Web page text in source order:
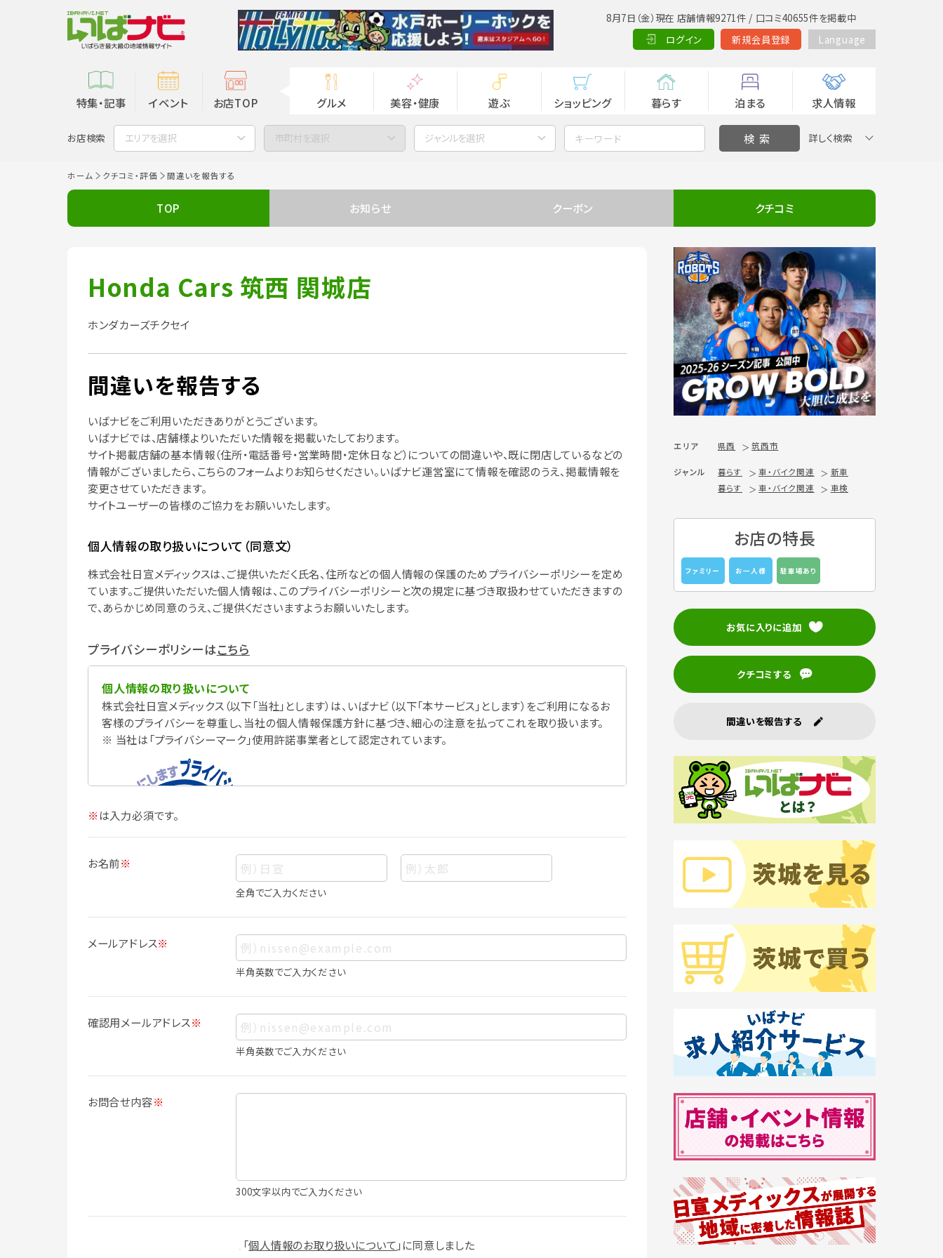
8月7日（金）現在 店舗情報9271件 / 口コミ40655件を掲載中
ログイン
新規会員登録 Language
特集・記事 イベント お店TOP グルメ 美容・健康 遊ぶ ショッピング 暮らす 泊まる 求人情報
お店検索 エリアを選択 市町村を選択 ジャンルを選択 詳しく検索
ホーム クチコミ・評価 間違いを報告する
TOP お知らせ クーポン クチコミ
Honda Cars 筑西 関城店
ホンダカーズチクセイ
間違いを報告する
いばナビをご利用いただきありがとうございます。
いばナビでは、店舗様よりいただいた情報を掲載いたしております。
サイト掲載店舗の基本情報（住所・電話番号・営業時間・定休日など）についての間違いや、既に閉店しているなどの
情報がございましたら、こちらのフォームよりお知らせください。いばナビ運営室にて情報を確認のうえ、掲載情報を
変更させていただきます。
サイトユーザーの皆様のご協力をお願いいたします。
個人情報の取り扱いについて（同意文）
株式会社日宣メディックスは、ご提供いただく氏名、住所などの個人情報の保護のためプライバシーポリシーを定め
ています。ご提供いただいた個人情報は、このプライバシーポリシーと次の規定に基づき取扱わせていただきますの
で、あらかじめ同意のうえ、ご提供くださいますようお願いいたします。
プライバシーポリシーはこちら
個人情報の取り扱いについて
株式会社日宣メディックス（以下「当社」とします）は、いばナビ（以下「本サービス」とします）をご利用になるお
客様のプライバシーを尊重し、当社の個人情報保護方針に基づき、細心の注意を払ってこれを取り扱います。
※ 当社は「プライバシーマーク」使用許諾事業者として認定されています。
個人情報
個人情報とは、お客様個人に関する情報であって、当該情報を構成する氏名、住所、電話番号、メールアドレ
ス、生年月日、写真その他の記述等により、お客様個人を特定できるものをいいます。また、その情報のみで
は識別できない場合でも、他の情報と容易に照合することで、結果的にお客様個人を識別できるものも個
個人情報の利用目的について
本サービスにおける個人情報の利用目的は以下の通りであり、これらの目的達成の範囲を超えてお客様の
個人情報を利用することはありません。
・会員ポイントプログラムの運営
・各種お申込みや、お問い合わせへの対応
・投稿したクチコミ情報、写真の本サービスへの掲載
※は入力必須です。
お名前※
全角でご入力ください
メールアドレス※
半角英数でご入力ください
確認用メールアドレス※
半角英数でご入力ください
お問合せ内容※
300文字以内でご入力ください
「個人情報のお取り扱いについて 」に同意しました
エリア 県西 筑西市
ジャンル 暮らす 車・バイク関連
新車
暮らす
車・バイク関連 車検
お店の特長
ファミリー お一人様 駐車場あり
お気に入りに追加
クチコミする
間違いを報告する